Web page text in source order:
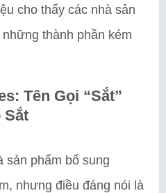
cho thấy các nhà sản
thành phần kém
Tên Gọi “Sắt”
Sắt
sản phẩm bổ sung
nhưng điều đáng nói là